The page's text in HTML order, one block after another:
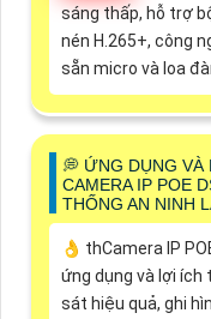
sáng thấp, hỗ trợ
nén H.265+, công
sẵn micro và loa
️💭 ỨNG DỤNG VÀ
CAMERA IP POE
THỐNG AN NINH
👌 thCamera IP
ứng dụng và lợi ích
sát hiệu quả, ghi